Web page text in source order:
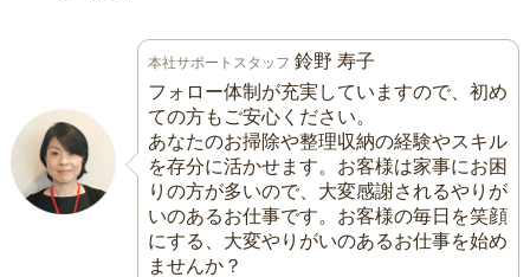
本社サポートスタッフ 鈴野 寿子
フォロー体制が充実していますので、初め
ての方もご安心ください。
あなたのお掃除や整理収納の経験やスキル
を存分に活かせます。お客様は家事にお困
りの方が多いので、大変感謝されるやりが
いのあるお仕事です。お客様の毎日を笑顔
にする、大変やりがいのあるお仕事を始め
ませんか？